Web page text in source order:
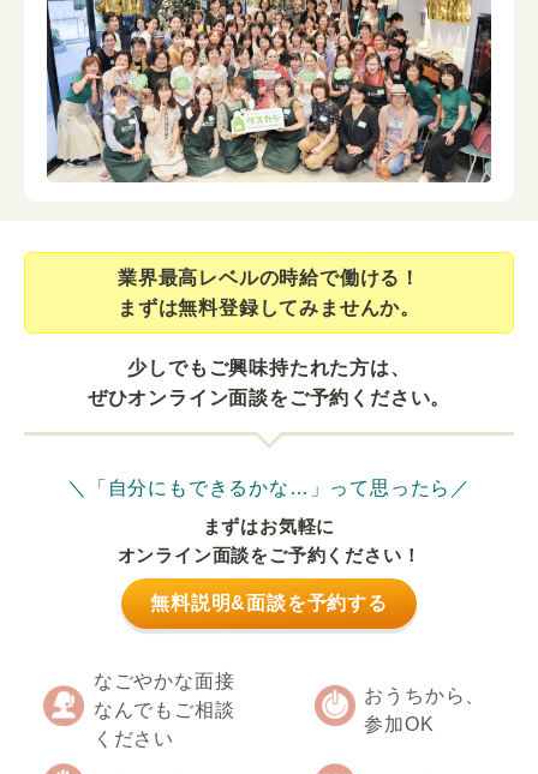
業界最⾼レベルの時給で働ける！
まずは無料登録してみませんか。
少しでもご興味持たれた方は、
ぜひオンライン面談をご予約ください。
＼「自分にもできるかな…」って思ったら／
まずはお気軽に
オンライン面談をご予約ください！
無料説明&面談を予約する
なごやかな面接
なんでもご相談
ください
おうちから、
参加OK